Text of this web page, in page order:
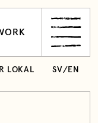
LOKAL SV/ EN